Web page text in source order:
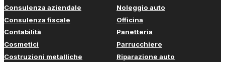
Consulenza aziendale
Consulenza fiscale
Contabilità
Cosmetici
Costruzioni metalliche
Noleggio auto
Officina
Panetteria
Parrucchiere
Riparazione auto